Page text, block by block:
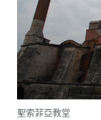
聖索菲亞教堂